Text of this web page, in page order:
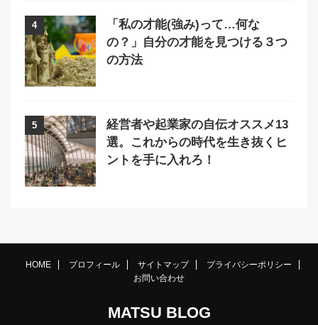
4
「私の才能(強み)って…何な
の？」自分の才能を見つける３つ
の方法
5
経営者や起業家の自伝オススメ13
選。これからの時代を生き抜くヒ
ントを手に入れろ！
HOME プロフィール サイトマップ
プライバシーポリシー
お問い合わせ
MATSU BLOG